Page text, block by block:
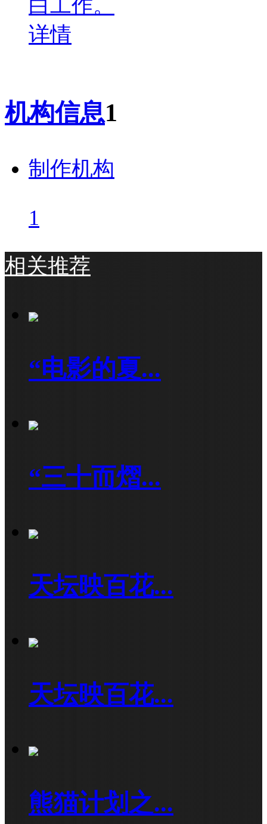
白工作。
详情
机构信息1
制作机构
1
相关推荐
“电影的夏...
“三十而熠...
天坛映百花...
天坛映百花...
熊猫计划之...